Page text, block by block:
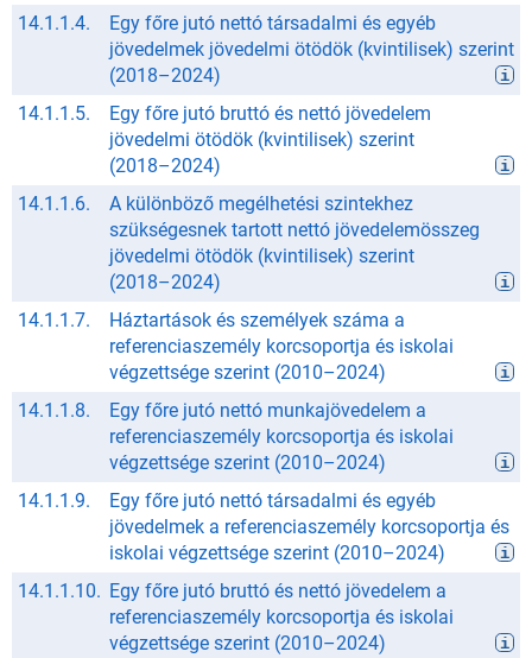
14.1.1.4.
Egy főre jutó nettó társadalmi és egyéb
jövedelmek jövedelmi ötödök (kvintilisek) szerint
(2018–2024)
14.1.1.5.
Egy főre jutó bruttó és nettó jövedelem
jövedelmi ötödök (kvintilisek) szerint
(2018–2024)
14.1.1.6.
A különböző megélhetési szintekhez
szükségesnek tartott nettó jövedelemösszeg
jövedelmi ötödök (kvintilisek) szerint
(2018–2024)
14.1.1.7.
Háztartások és személyek száma a
referenciaszemély korcsoportja és iskolai
végzettsége szerint (2010–2024)
14.1.1.8.
Egy főre jutó nettó munkajövedelem a
referenciaszemély korcsoportja és iskolai
végzettsége szerint (2010–2024)
14.1.1.9.
Egy főre jutó nettó társadalmi és egyéb
jövedelmek a referenciaszemély korcsoportja és
iskolai végzettsége szerint (2010–2024)
14.1.1.10. Egy főre jutó bruttó és nettó jövedelem a
referenciaszemély korcsoportja és iskolai
végzettsége szerint (2010–2024)